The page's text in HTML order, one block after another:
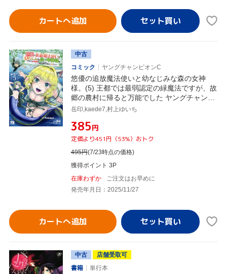
カートへ追加
中古
コミック
ヤングチャンピオンC
悠優の追放魔法使いと幼なじみな森の女神
様。(5) 王都では最弱認定の緑魔法ですが、故
郷の農村に帰ると万能でした ヤングチャンピ
オンC
岳印,kaede7,村上ゆいち
¥385円
定価より451円（53%）おトク
495円(7/23時点の価格)
獲得ポイント 3P
在庫わずか
ご注文はお早めに
発売年月日：2025/11/27
カートへ追加
中古
店舗受取可
書籍
単行本